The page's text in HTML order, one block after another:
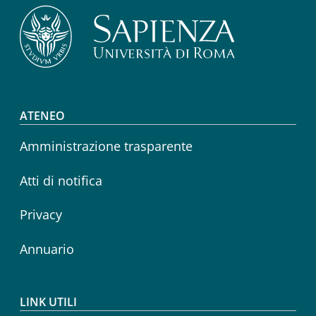
Footer menu
ATENEO
Amministrazione trasparente
Atti di notifica
Privacy
Annuario
LINK UTILI